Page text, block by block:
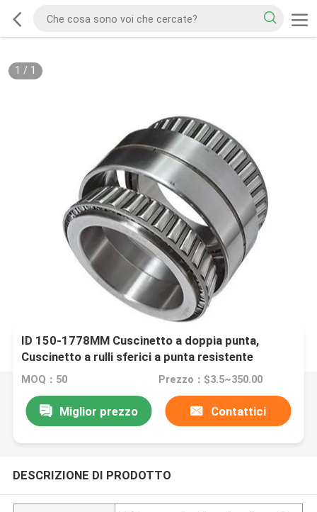
1 / 1
ID 150-1778MM Cuscinetto a doppia punta,
Cuscinetto a rulli sferici a punta resistente
MOQ：50 Prezzo：$3.5~350.00
Miglior prezzo Contattici
DESCRIZIONE DI PRODOTTO